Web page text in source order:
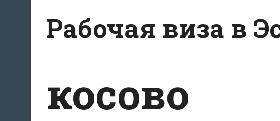
содержимому
Рабочая виза в
косово